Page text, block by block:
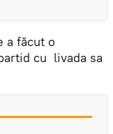
a făcut o
cu livada sa